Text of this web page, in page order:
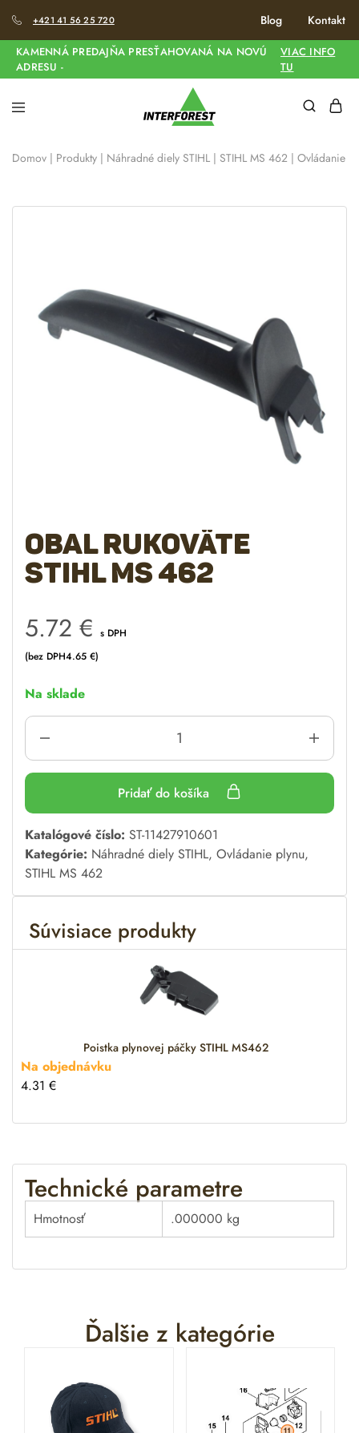
+421 41 56 25 720 Blog Kontakt
KAMENNÁ PREDAJŇA PRESŤAHOVANÁ NA NOVÚ
ADRESU -
VIAC INFO
TU
Domov | Produkty | Náhradné diely STIHL | STIHL MS 462 | Ovládanie
Obal rukoväte
STIHL MS 462
5.72 € s DPH
(bez DPH4.65 €)
Na sklade
Pridať do košíka
A
l
t
e
n
a
Katalógové číslo: ST-11427910601
Kategórie: Náhradné diely STIHL, Ovládanie plynu,
STIHL MS 462
Súvisiace produkty
Poistka plynovej páčky STIHL MS462
Na objednávku
4.31 €
Technické parametre
Hmotnosť .000000 kg
Ďalšie z kategórie